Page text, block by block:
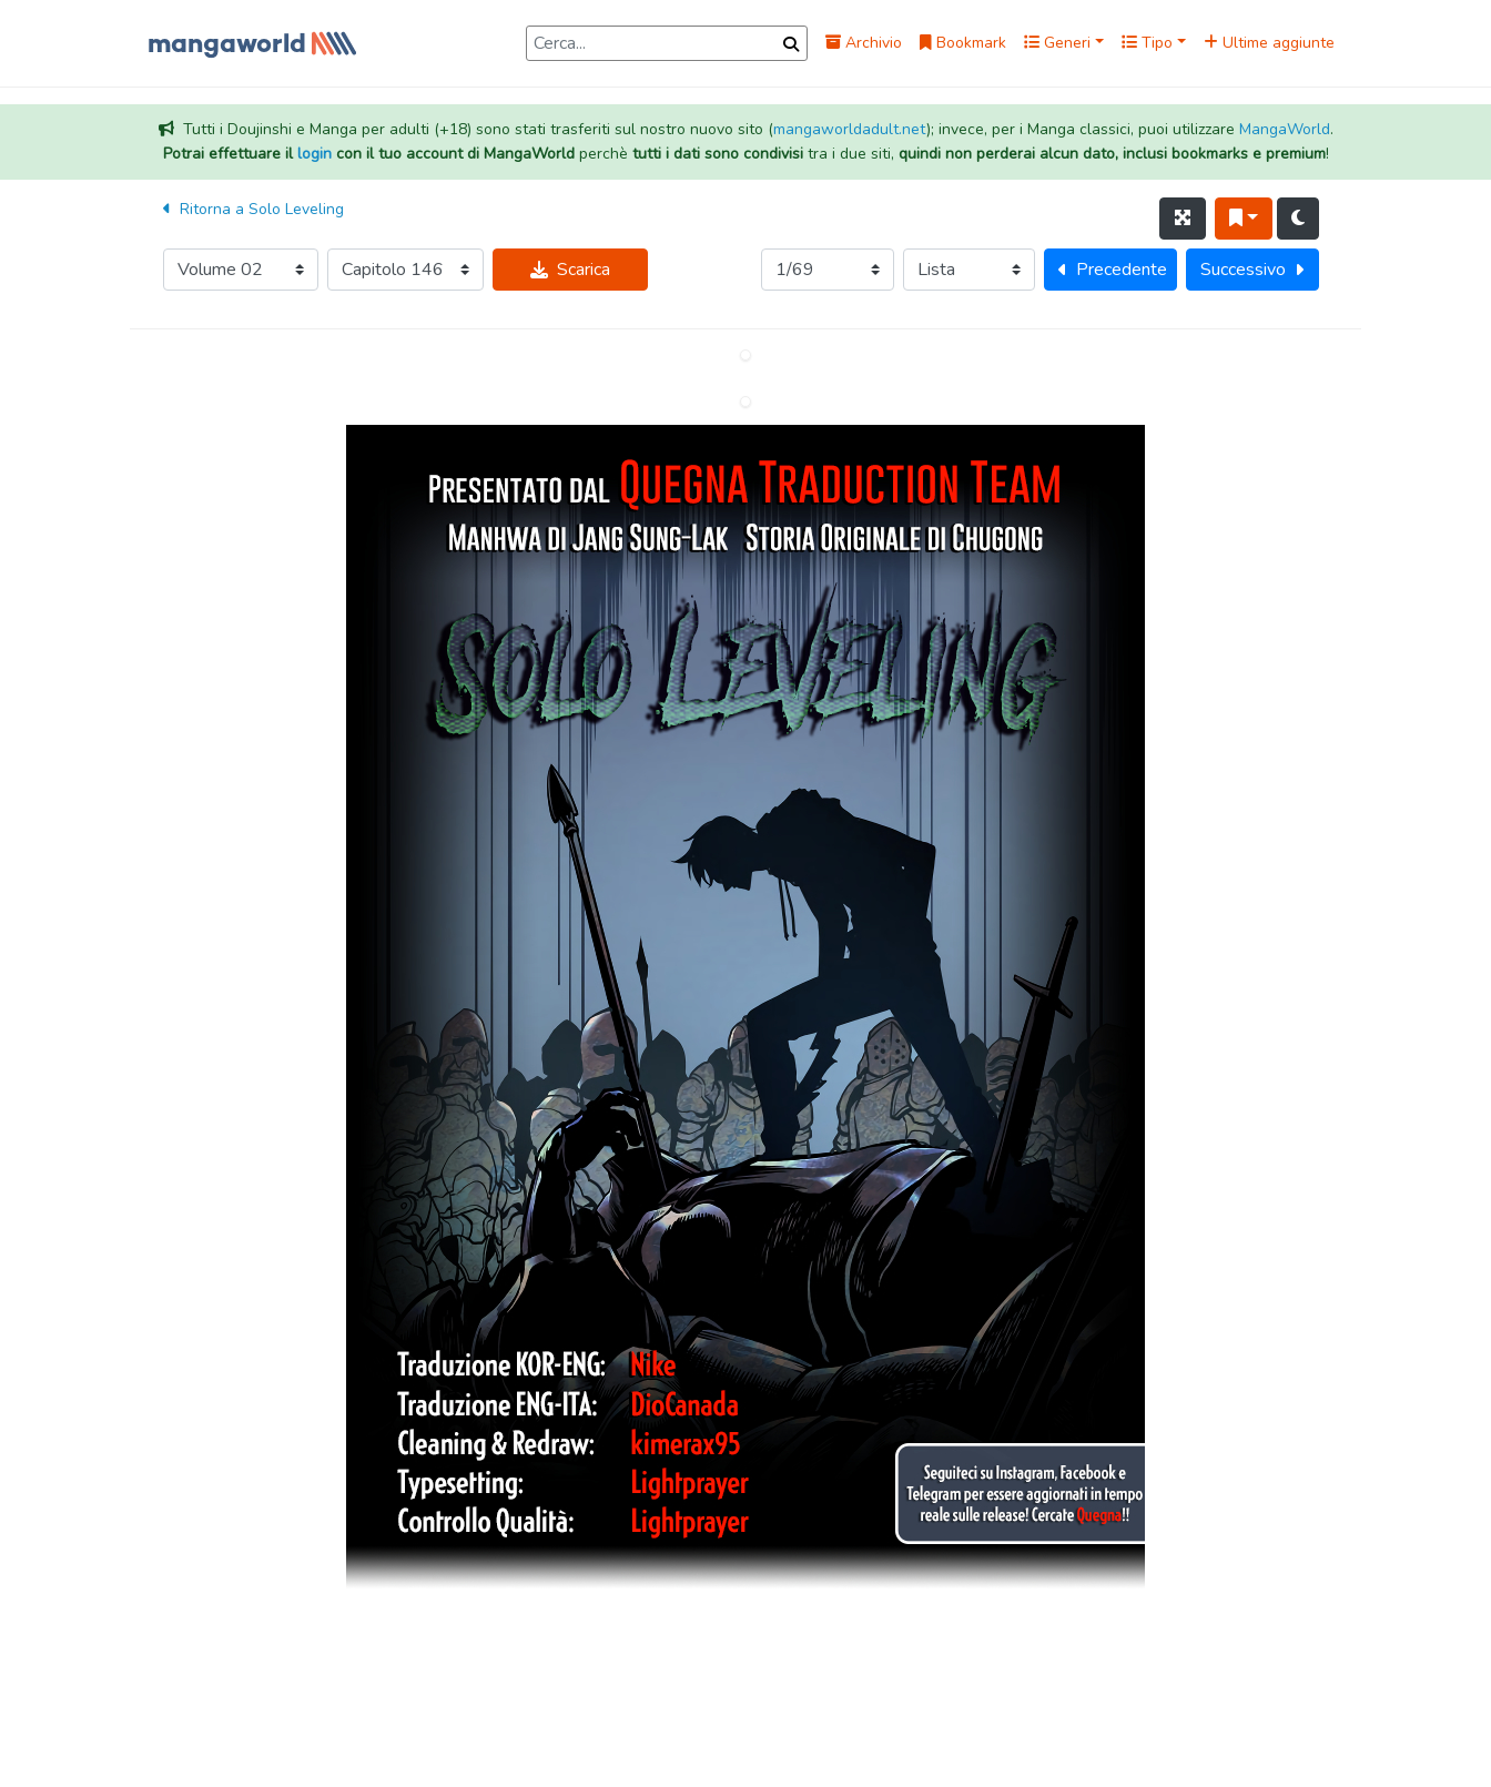
Archivio Bookmark Generi Tipo Ultime aggiunte
Tutti i Doujinshi e Manga per adulti (+18) sono stati trasferiti sul nostro nuovo sito (mangaworldadult.net); invece, per i Manga classici, puoi utilizzare MangaWorld.
Potrai effettuare illogincon il tuo account di MangaWorldperchè tutti i dati sono condivisitra i due siti, quindi non perderai alcun dato, inclusi bookmarks e premium!
Ritorna a Solo Leveling
Scarica Precedente Successivo